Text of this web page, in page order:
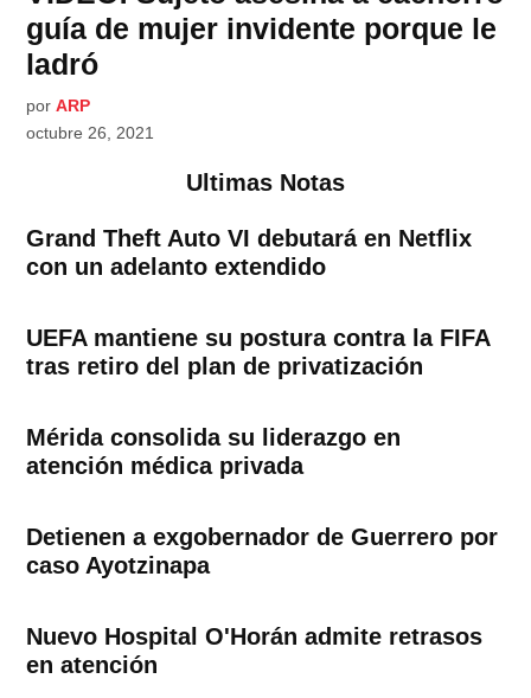
guía de mujer invidente porque le
ladró
por ARP
octubre 26, 2021
Ultimas Notas
Grand Theft Auto VI debutará en Netflix
con un adelanto extendido
UEFA mantiene su postura contra la FIFA
tras retiro del plan de privatización
Mérida consolida su liderazgo en
atención médica privada
Detienen a exgobernador de Guerrero por
caso Ayotzinapa
Nuevo Hospital O'Horán admite retrasos
en atención